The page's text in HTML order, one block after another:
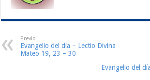
Previo
Evangelio del día – Lectio Divina
Mateo 19, 23 – 30
Evangelio del